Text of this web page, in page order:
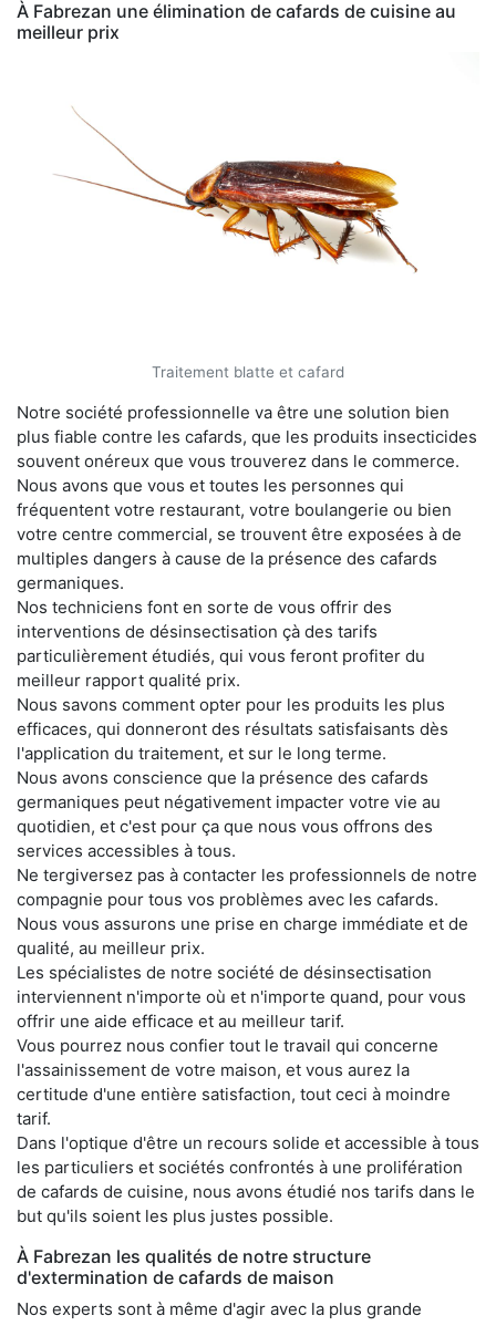
À Fabrezan une élimination de cafards de cuisine au
meilleur prix
Traitement blatte et cafard
Notre société professionnelle va être une solution bien
plus fiable contre les cafards, que les produits insecticides
souvent onéreux que vous trouverez dans le commerce.
Nous avons que vous et toutes les personnes qui
fréquentent votre restaurant, votre boulangerie ou bien
votre centre commercial, se trouvent être exposées à de
multiples dangers à cause de la présence des cafards
germaniques.
Nos techniciens font en sorte de vous offrir des
interventions de désinsectisation çà des tarifs
particulièrement étudiés, qui vous feront profiter du
meilleur rapport qualité prix.
Nous savons comment opter pour les produits les plus
efficaces, qui donneront des résultats satisfaisants dès
l'application du traitement, et sur le long terme.
Nous avons conscience que la présence des cafards
germaniques peut négativement impacter votre vie au
quotidien, et c'est pour ça que nous vous offrons des
services accessibles à tous.
Ne tergiversez pas à contacter les professionnels de notre
compagnie pour tous vos problèmes avec les cafards.
Nous vous assurons une prise en charge immédiate et de
qualité, au meilleur prix.
Les spécialistes de notre société de désinsectisation
interviennent n'importe où et n'importe quand, pour vous
offrir une aide efficace et au meilleur tarif.
Vous pourrez nous confier tout le travail qui concerne
l'assainissement de votre maison, et vous aurez la
certitude d'une entière satisfaction, tout ceci à moindre
tarif.
Dans l'optique d'être un recours solide et accessible à tous
les particuliers et sociétés confrontés à une prolifération
de cafards de cuisine, nous avons étudié nos tarifs dans le
but qu'ils soient les plus justes possible.
À Fabrezan les qualités de notre structure
d'extermination de cafards de maison
Nos experts sont à même d'agir avec la plus grande